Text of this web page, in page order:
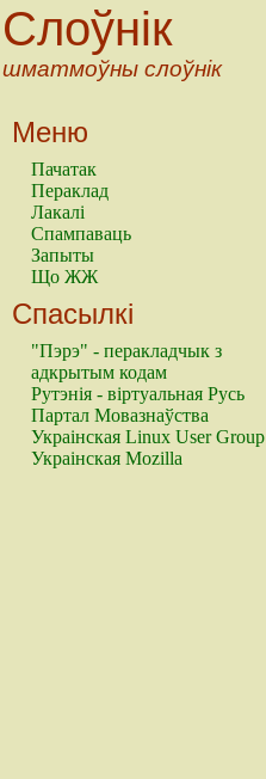
Слоўнік
шматмоўны слоўнік
Меню
Пачатак
Пераклад
Лакалі
Спампаваць
Запыты
Що ЖЖ
Спасылкі
"Пэрэ" - перакладчык з
адкрытым кодам
Рутэнія - віртуальная Русь
Партал Мовазнаўства
Украінская Linux User Group
Украінская Mozilla